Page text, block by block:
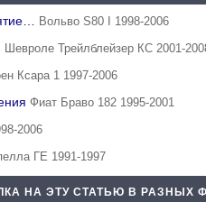
Вольво S80 I 1998-2006
Шевроле Трейлблейзер КС 2001-
Ксара 1 1997-2006
Фиат Браво 182 1995-2001
2006
ГЕ 1991-1997
НА ЭТУ СТАТЬЮ В РАЗНЫХ